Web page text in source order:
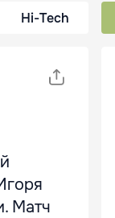
Hi-Tech
Матч